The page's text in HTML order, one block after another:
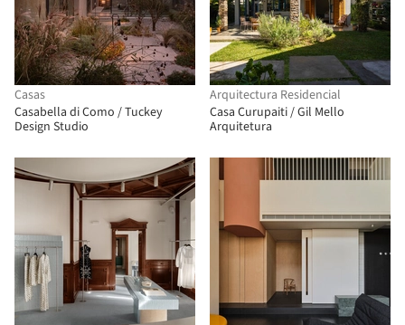
Casas
Casabella di Como / Tuckey
Design Studio
Arquitectura Residencial
Casa Curupaiti / Gil Mello
Arquitetura